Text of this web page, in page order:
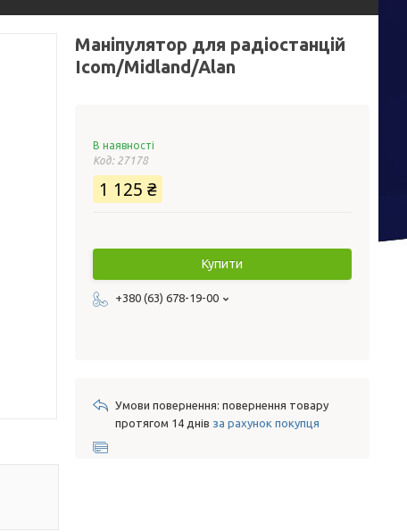
Маніпулятор для радіостанцій
Icom/Midland/Alan
В наявності
Код: 27178
1 125 ₴
Купити
+380 (63) 678-19-00
повернення товару
протягом 14 днів за рахунок покупця